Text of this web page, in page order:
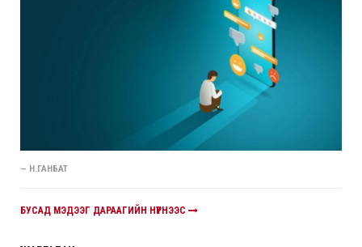
— Н.ГАНБАТ
БУСАД МЭДЭЭГ ДАРААГИЙН НҮҮРНЭЭС